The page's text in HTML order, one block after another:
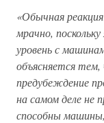
«Обычная
мрачно,
уровень с
объясняется
предубеждение
на самом деле не
способны